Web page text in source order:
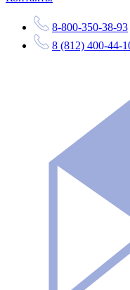
8-800-350-38-93
8 (812) 400-44-